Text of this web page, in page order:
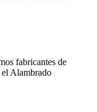
fabricantes de
Alambrado